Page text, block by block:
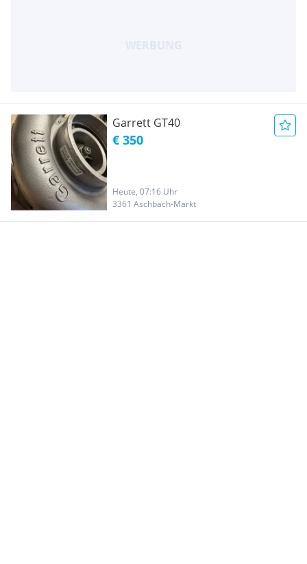
Garrett GT40
€ 350
Heute, 07:16 Uhr
3361 Aschbach-Markt